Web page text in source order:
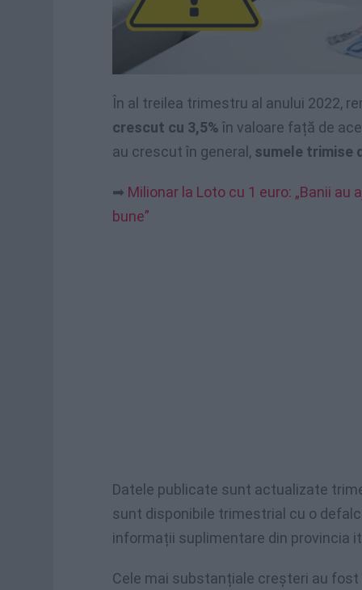
În al treilea trimestru al anului 2022,
crescut cu 3,5% în valoare față de
au crescut în general, sumele trimise
➡ Milionar la Loto cu 1 euro: „Banii
bune”
Datele publicate sunt actualizate
sunt disponibile trimestrial cu o
informații suplimentare din provincia
Cele mai substanțiale creșteri au